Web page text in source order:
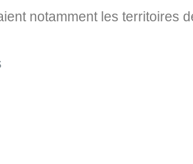
notamment les territoires